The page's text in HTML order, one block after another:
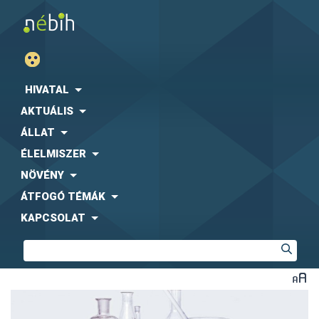
HIVATAL
AKTUÁLIS
ÁLLAT
ÉLELMISZER
NÖVÉNY
ÁTFOGÓ TÉMÁK
KAPCSOLAT